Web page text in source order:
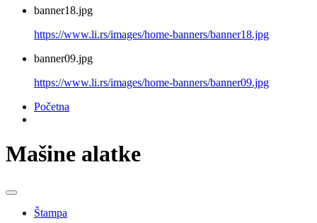
banner18.jpg
https://www.li.rs/images/home-banners/banner18.jpg
banner09.jpg
https://www.li.rs/images/home-banners/banner09.jpg
Početna
Mašine alatke
Štampa